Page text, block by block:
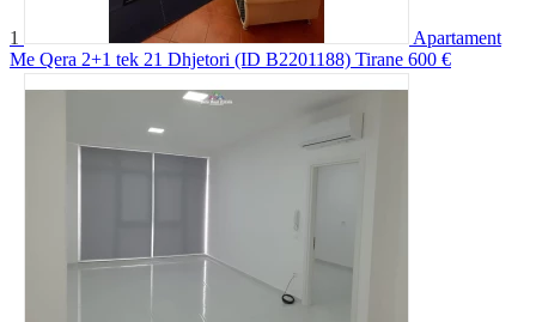
1
Apartament
Me Qera 2+1 tek 21 Dhjetori (ID B2201188) Tirane 600 €